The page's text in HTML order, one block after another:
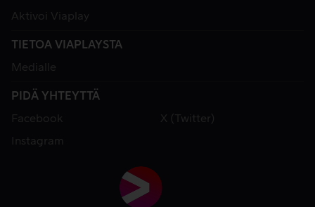
Aktivoi Viaplay
TIETOA VIAPLAYSTA
Medialle
PIDÄ YHTEYTTÄ
Facebook
X (Twitter)
Instagram